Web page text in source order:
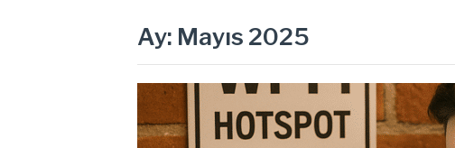
Ay: Mayıs 2025